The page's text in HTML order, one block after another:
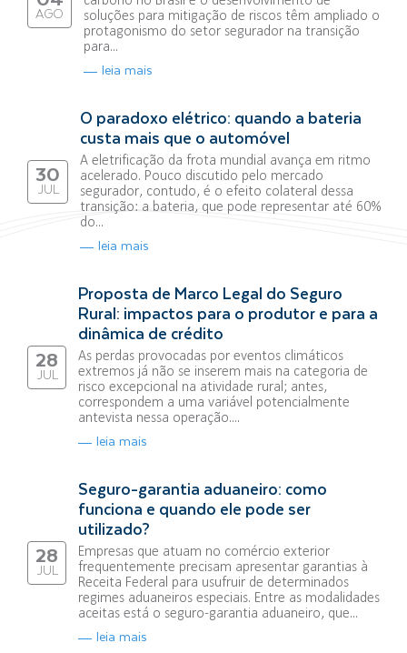
AGO
soluções para mitigação de riscos têm ampliado o
protagonismo do setor segurador na transição
para...
leia mais
30
JUL
O paradoxo elétrico: quando a bateria
custa mais que o automóvel
A eletrificação da frota mundial avança em ritmo
acelerado. Pouco discutido pelo mercado
segurador, contudo, é o efeito colateral dessa
transição: a bateria, que pode representar até 60%
do...
leia mais
28
JUL
Proposta de Marco Legal do Seguro
Rural: impactos para o produtor e para a
dinâmica de crédito
As perdas provocadas por eventos climáticos
extremos já não se inserem mais na categoria de
risco excepcional na atividade rural; antes,
correspondem a uma variável potencialmente
antevista nessa operação....
leia mais
28
JUL
Seguro-garantia aduaneiro: como
funciona e quando ele pode ser
utilizado?
Empresas que atuam no comércio exterior
frequentemente precisam apresentar garantias à
Receita Federal para usufruir de determinados
regimes aduaneiros especiais. Entre as modalidades
aceitas está o seguro-garantia aduaneiro, que...
leia mais